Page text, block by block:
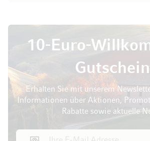
10-Euro-
Gutschein
Erhalten Sie mit unserem
Informationen über Aktionen,
Rabatte sowie aktuelle